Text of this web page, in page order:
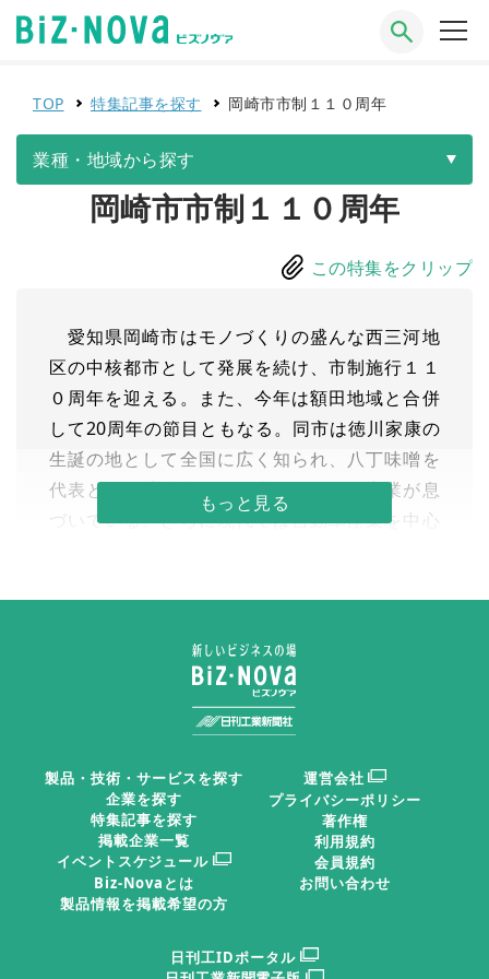
TOP 特集記事を探す 岡崎市市制１１０周年
業種・地域から探す
岡崎市市制１１０周年
この特集をクリップ
愛知県岡崎市はモノづくりの盛んな西三河地
区の中核都市として発展を続け、市制施行１１
０周年を迎える。また、今年は額田地域と合併
して20周年の節目ともなる。同市は徳川家康の
生誕の地として全国に広く知られ、八丁味噌を
代表とする醸造業など歴史と伝統ある産業が息
づいている。さらに現代では自動車産業を中心
企業の動きに焦点を当てる。
日刊工業新聞2026年07月01日 掲載
記念の年祝う取り組み多彩
額田合併も２０年の節目
岡崎市は今日７月１日に市
製品・技術・サービスを探す
企業を探す
特集記事を探す
掲載企業一覧
イベントスケジュール
Biz-Novaとは
製品情報を掲載希望の方
運営会社
プライバシーポリシー
著作権
利用規約
会員規約
お問い合わせ
日刊工IDポータル